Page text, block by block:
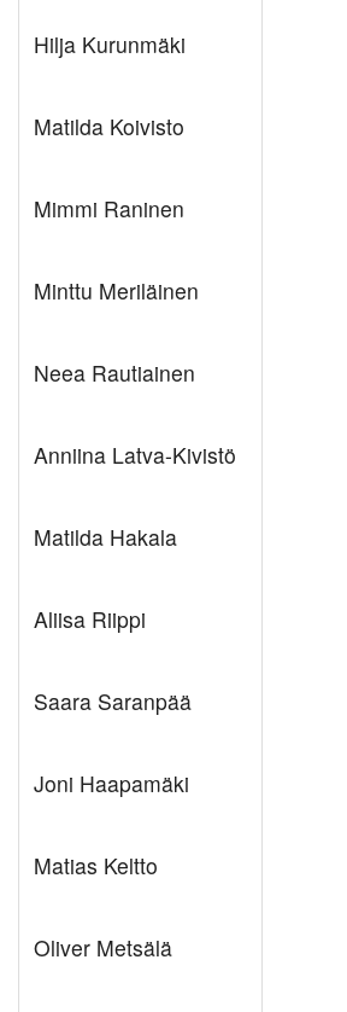
Hilja Kurunmäki
Matilda Koivisto
Mimmi Raninen
Minttu Meriläinen
Neea Rautiainen
Anniina Latva-Kivistö
Matilda Hakala
Aliisa Riippi
Saara Saranpää
Joni Haapamäki
Matias Keltto
Oliver Metsälä